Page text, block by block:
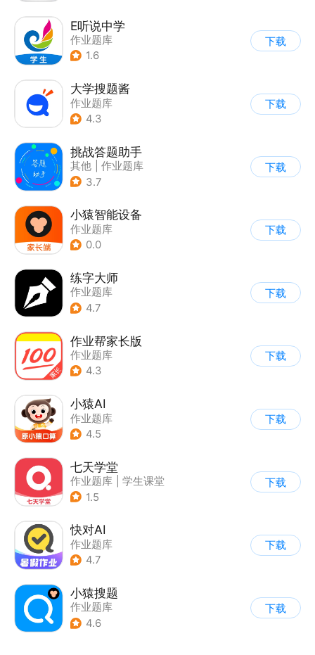
E听说中学
作业题库
1.6
下载
大学搜题酱
作业题库
4.3
下载
挑战答题助手
其他
作业题库
3.7
下载
小猿智能设备
作业题库
0.0
下载
练字大师
作业题库
4.7
下载
作业帮家长版
作业题库
4.3
下载
小猿AI
作业题库
4.5
下载
七天学堂
作业题库
学生课堂
1.5
下载
快对AI
作业题库
4.7
下载
小猿搜题
作业题库
4.6
下载